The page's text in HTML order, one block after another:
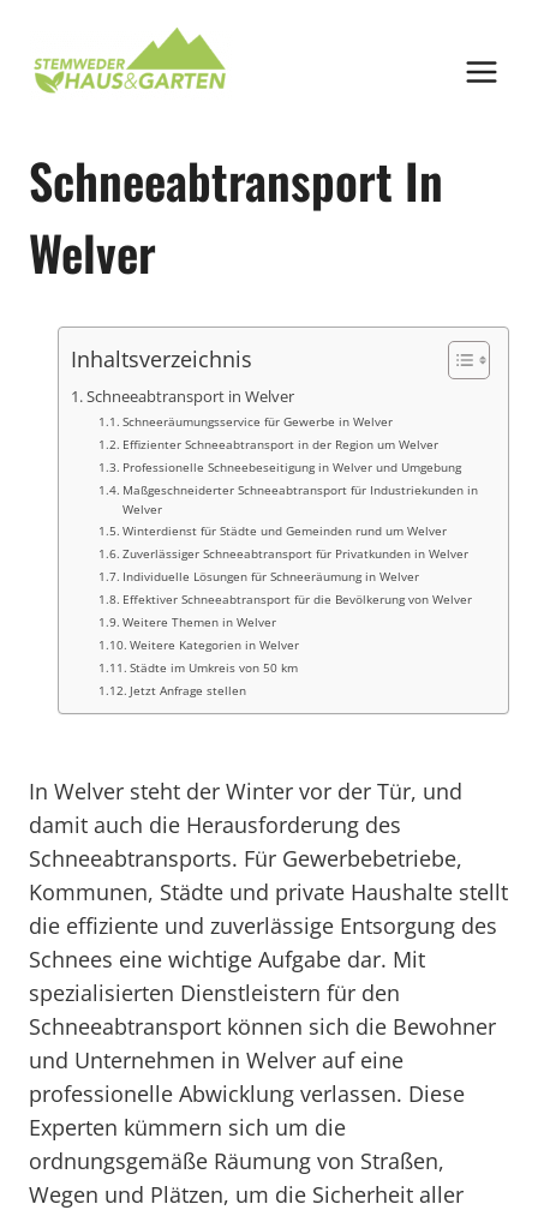
springen
Schneeabtransport In
Welver
Inhaltsverzeichnis
Schneeabtransport in Welver
Schneeräumungsservice für Gewerbe in Welver
Effizienter Schneeabtransport in der Region um Welver
Professionelle Schneebeseitigung in Welver und Umgebung
Maßgeschneiderter Schneeabtransport für Industriekunden in
Welver
Winterdienst für Städte und Gemeinden rund um Welver
Zuverlässiger Schneeabtransport für Privatkunden in Welver
Individuelle Lösungen für Schneeräumung in Welver
Effektiver Schneeabtransport für die Bevölkerung von Welver
Weitere Themen in Welver
Weitere Kategorien in Welver
Städte im Umkreis von 50 km
Jetzt Anfrage stellen
In Welver steht der Winter vor der Tür, und
damit auch die Herausforderung des
Schneeabtransports. Für Gewerbebetriebe,
Kommunen, Städte und private Haushalte stellt
die effiziente und zuverlässige Entsorgung des
Schnees eine wichtige Aufgabe dar. Mit
spezialisierten Dienstleistern für den
Schneeabtransport können sich die Bewohner
und Unternehmen in Welver auf eine
professionelle Abwicklung verlassen. Diese
Experten kümmern sich um die
ordnungsgemäße Räumung von Straßen,
Wegen und Plätzen, um die Sicherheit aller